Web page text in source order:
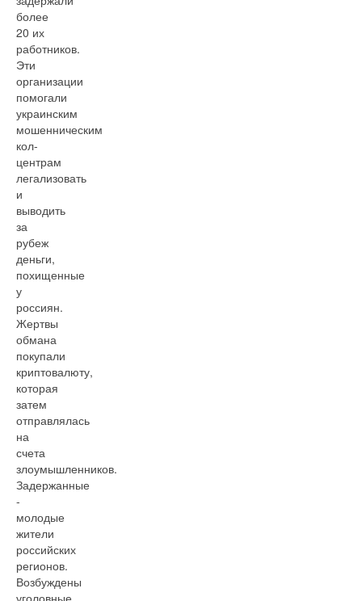
более
20 их
работников.
Эти
организации
помогали
украинским
мошенническим
кол-
центрам
легализовать
и
выводить
за
рубеж
деньги,
похищенные
у
россиян.
Жертвы
обмана
покупали
криптовалюту,
которая
затем
отправлялась
на
счета
злоумышленников.
Задержанные
-
молодые
жители
российских
регионов.
Возбуждены